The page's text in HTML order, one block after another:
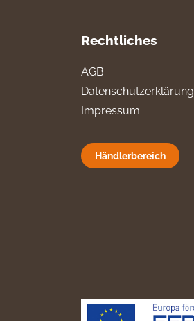
Rechtliches
AGB
Datenschutzerklärung
Impressum
Händlerbereich